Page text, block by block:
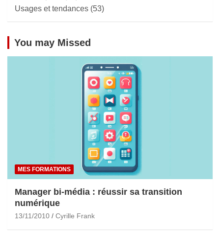
Usages et tendances (53)
You may Missed
MES FORMATIONS
Manager bi-média : réussir sa transition
numérique
13/11/2010 Cyrille Frank